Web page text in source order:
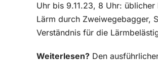
Uhr bis 9.11.23, 8 Uhr: üblicher
Lärm durch Zweiwegebagger,
Verständnis für die
Weiterlesen? Den